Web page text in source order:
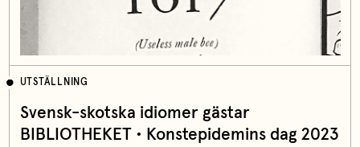
UTSTÄLLNING
Svensk-skotska idiomer gästar
BIBLIOTHEKET • Konstepidemins dag 2023